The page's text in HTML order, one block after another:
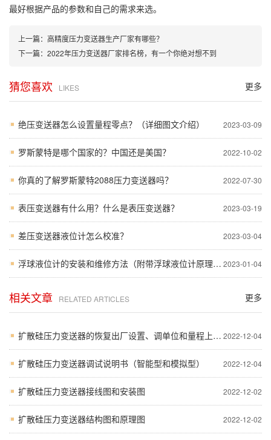
最好根据产品的参数和自己的需求来选。
上一篇： 高精度压力变送器生产厂家有哪些？
下一篇： 2022年压力变送器厂家排名榜，有一个你绝对想不到
更多
猜您喜欢 LIKES
2023-03-09
绝压变送器怎么设置量程零点？（详细图文介绍）
2022-10-02
罗斯蒙特是哪个国家的？中国还是美国？
2022-07-30
你真的了解罗斯蒙特2088压力变送器吗？
2023-03-19
表压变送器有什么用？什么是表压变送器？
2023-03-04
差压变送器液位计怎么校准？
2023-01-04
浮球液位计的安装和维修方法（附带浮球液位计原理图）
更多
相关文章 RELATED ARTICLES
2022-12-04
扩散硅压力变送器的恢复出厂设置、调单位和量程上下限？
2022-12-04
扩散硅压力变送器调试说明书（智能型和模拟型）
2022-12-02
扩散硅压力变送器接线图和安装图
2022-12-02
扩散硅压力变送器结构图和原理图